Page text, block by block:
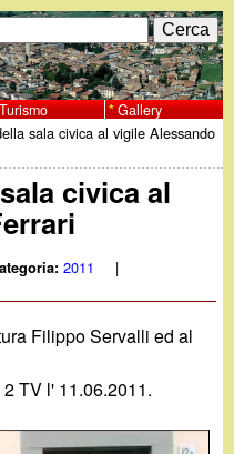
Gallery
sala civica al vigile Alessando
civica al
2011 |
Filippo Servalli ed al
TV l' 11.06.2011.